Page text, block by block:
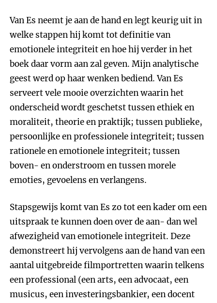
Van Es neemt je aan de hand en legt keurig uit in
welke stappen hij komt tot definitie van
emotionele integriteit en hoe hij verder in het
boek daar vorm aan zal geven. Mijn analytische
geest werd op haar wenken bediend. Van Es
serveert vele mooie overzichten waarin het
onderscheid wordt geschetst tussen ethiek en
moraliteit, theorie en praktijk; tussen publieke,
persoonlijke en professionele integriteit; tussen
rationele en emotionele integriteit; tussen
boven- en onderstroom en tussen morele
emoties, gevoelens en verlangens.
Stapsgewijs komt van Es zo tot een kader om een
uitspraak te kunnen doen over de aan- dan wel
afwezigheid van emotionele integriteit. Deze
demonstreert hij vervolgens aan de hand van een
aantal uitgebreide filmportretten waarin telkens
een professional (een arts, een advocaat, een
musicus, een investeringsbankier, een docent